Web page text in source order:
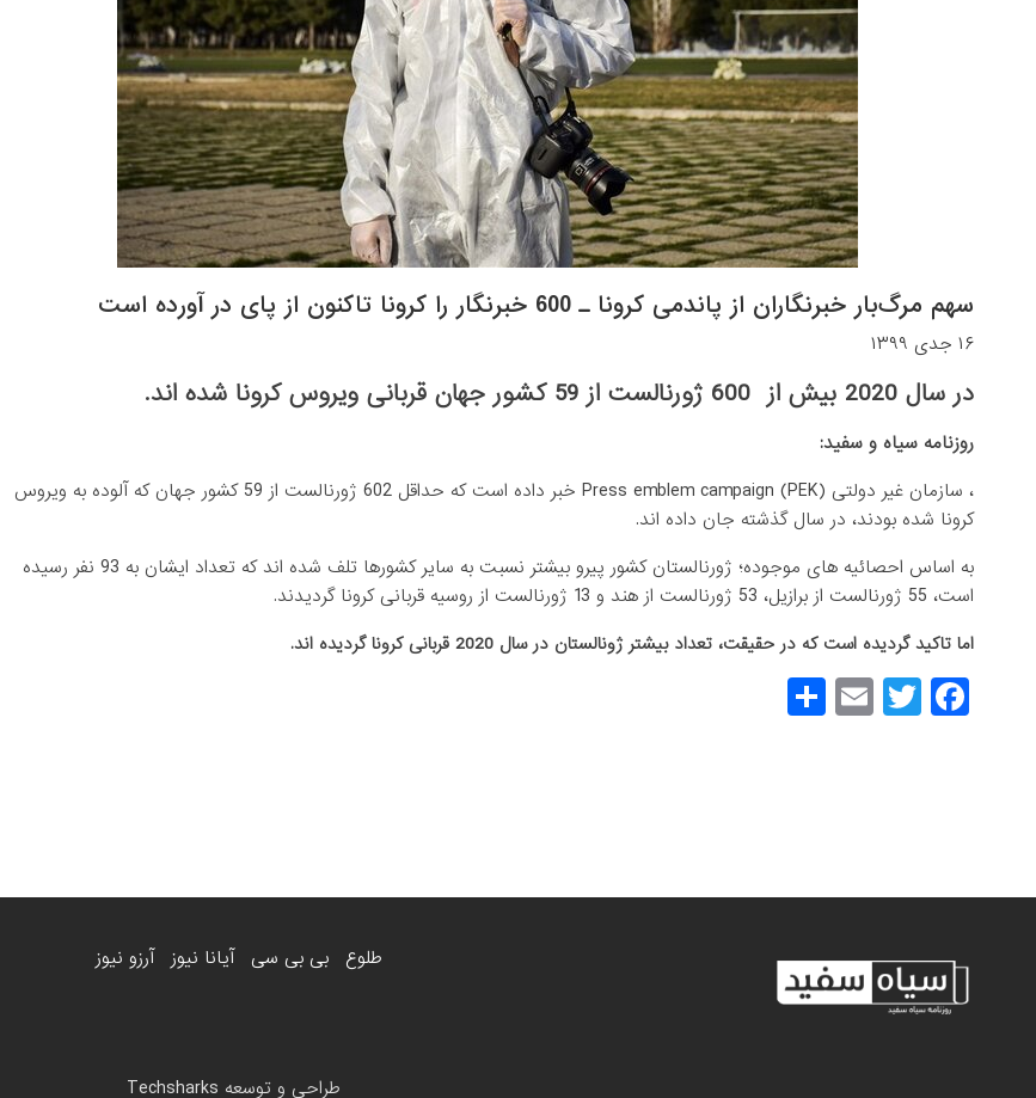
سهم مرگ‌بار خبرنگاران از پاندمی کرونا ـ 600 خبرنگار را کرونا تاکنون از پای در آورده است
۱۶ جدی ۱۳۹۹
در سال 2020 بیش از 600 ژورنالست از 59 کشور جهان قربانی ویروس کرونا شده اند.
روزنامه سیاه و سفید:
، سازمان غیر دولتی Press emblem campaign (PEK) خبر داده است که حداقل 602 ژورنالست از 59 کشور جهان که آلوده به ویروس
کرونا شده بودند، در سال گذشته جان داده اند.
به اساس احصائیه های موجوده؛ ژورنالستان کشور پیرو بیشتر نسبت به سایر کشورها تلف شده اند که تعداد ایشان به 93 نفر رسیده
است، 55 ژورنالست از برازیل، 53 ژورنالست از هند و 13 ژورنالست از روسیه قربانی کرونا گردیدند.
اما تاکید گردیده است که در حقیقت، تعداد بیشتر ژونالستان در سال 2020 قربانی کرونا گردیده اند.
F
a
o
k
T
wi
E
m
طلوع بی بی سی آیانا نیوز آرزو نیوز
طراحی و توسعه Techsharks